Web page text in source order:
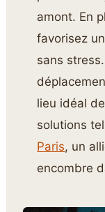
amont. En
favorisez
sans
lieu idéal
solutions
Paris, un
encombre